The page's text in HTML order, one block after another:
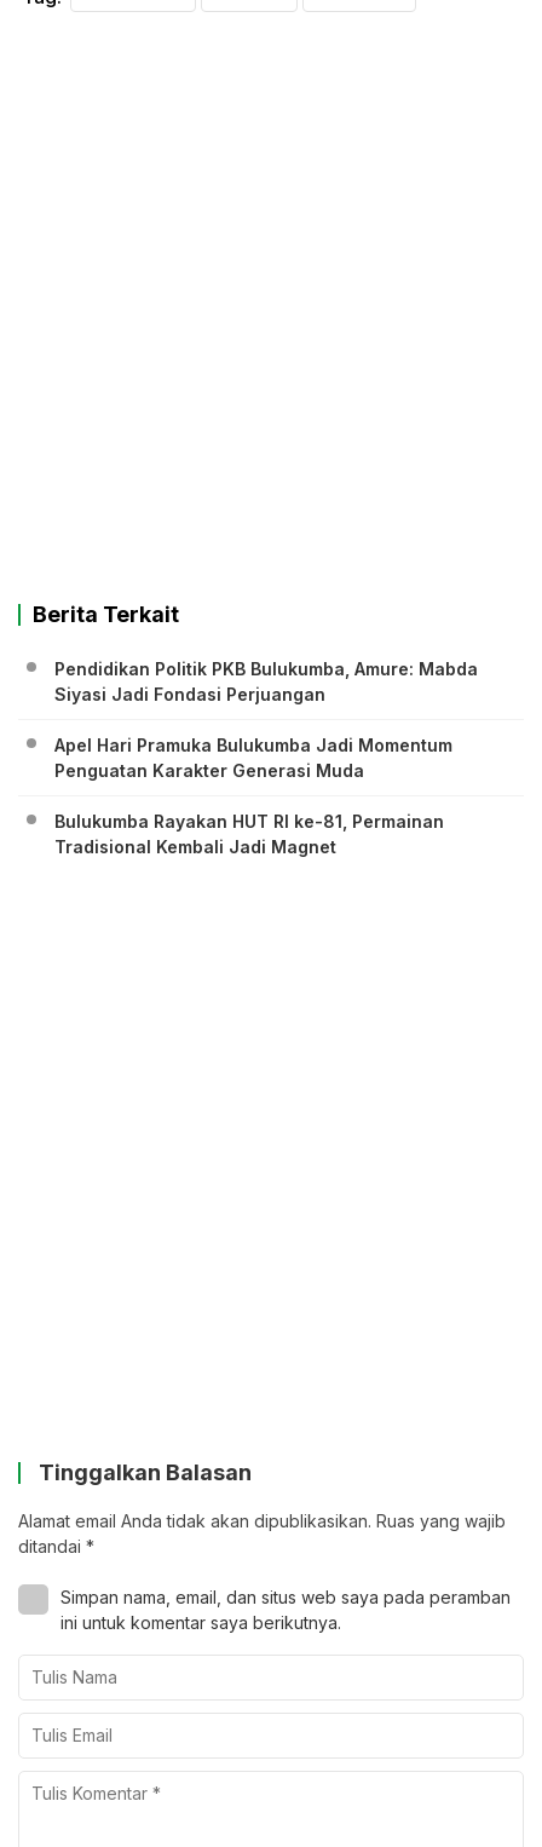
Berita Terkait
Pendidikan Politik PKB Bulukumba, Amure: Mabda
Siyasi Jadi Fondasi Perjuangan
Apel Hari Pramuka Bulukumba Jadi Momentum
Penguatan Karakter Generasi Muda
Bulukumba Rayakan HUT RI ke-81, Permainan
Tradisional Kembali Jadi Magnet
Tinggalkan Balasan
Alamat email Anda tidak akan dipublikasikan. Ruas yang wajib
ditandai *
Simpan nama, email, dan situs web saya pada peramban
ini untuk komentar saya berikutnya.